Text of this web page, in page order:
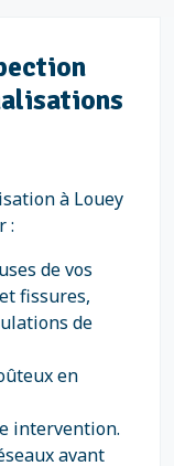
à Louey
:
de vos
fissures,
de
en
intervention.
avant